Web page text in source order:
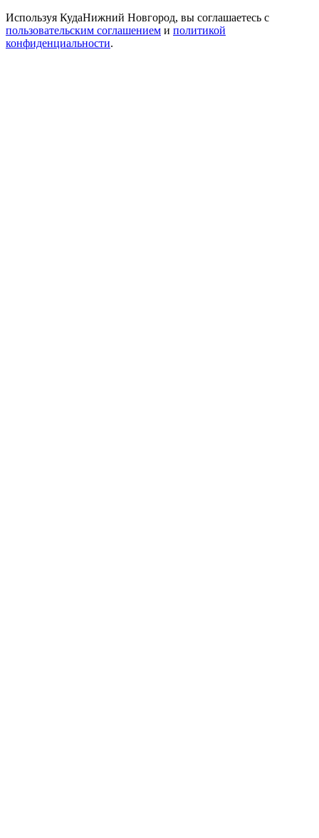
Используя КудаНижний Новгород, вы соглашаетесь с
пользовательским соглашением и политикой
конфиденциальности.